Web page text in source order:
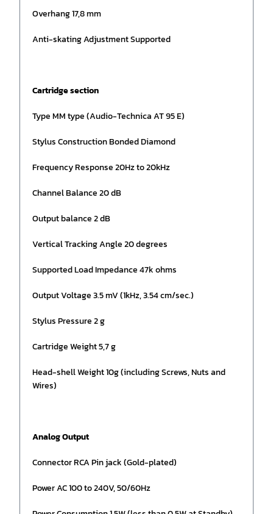
Overhang 17,8 mm
Anti-skating Adjustment Supported
Cartridge section
Type MM type (Audio-Technica AT 95 E)
Stylus Construction Bonded Diamond
Frequency Response 20Hz to 20kHz
Channel Balance 20 dB
Output balance 2 dB
Vertical Tracking Angle 20 degrees
Supported Load Impedance 47k ohms
Output Voltage 3.5 mV (1kHz, 3.54 cm/sec.)
Stylus Pressure 2 g
Cartridge Weight 5,7 g
Head-shell Weight 10g (including Screws, Nuts and
Wires)
Analog Output
Connector RCA Pin jack (Gold-plated)
Power AC 100 to 240V, 50/60Hz